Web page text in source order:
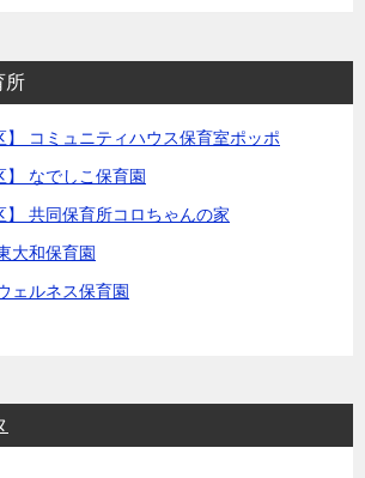
所
】 コミュニティハウス保育室ポッポ
】 なでしこ保育園
】 共同保育所コロちゃんの家
大和保育園
ェルネス保育園